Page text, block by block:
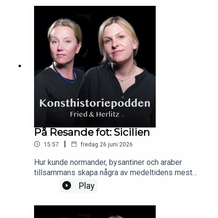
Museo Archeologico Nazionale i Neapel…
På Resande fot: Sicilien
15:57 | fredag 26 juni 2026
Hur kunde normander, bysantiner och araber
tillsammans skapa några av medeltidens mest
spektakulära konstverk?I vårt senaste avsnitt
reser vi till Cefalù och Palermo och upptäcker
och resultatet blev byggnader med gyllene
Play